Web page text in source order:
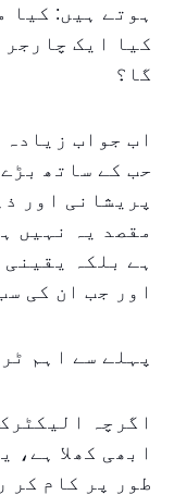
ہوتے ہیں: کیا
کیا ایک
گا؟
اب جواب
حب کے ساتھ
پریشانی اور
مقصد یہ نہیں
ہے بلکہ
اور جب ان کی
پہلے سے اہم
اگرچہ
ابھی کھلا ہے،